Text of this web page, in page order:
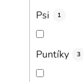
Psi 1
Puntíky 3